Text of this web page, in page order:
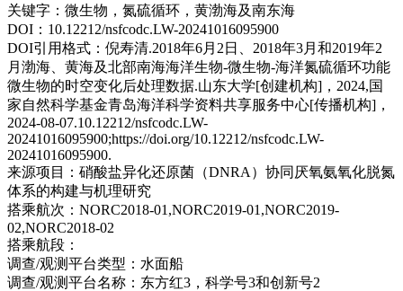
关键字： 微生物，氮硫循环，黄渤海及南东海
DOI： 10.12212/nsfcodc.LW-20241016095900
DOI引用格式： 倪寿清.2018年6月2日、2018年3月和2019年2
月渤海、黄海及北部南海海洋生物-微生物-海洋氮硫循环功能
微生物的时空变化后处理数据.山东大学[创建机构]，2024,国
家自然科学基金青岛海洋科学资料共享服务中心[传播机构]，
2024-08-07.10.12212/nsfcodc.LW-
20241016095900;https://doi.org/10.12212/nsfcodc.LW-
20241016095900.
来源项目： 硝酸盐异化还原菌（DNRA）协同厌氧氨氧化脱氮
体系的构建与机理研究
搭乘航次： NORC2018-01,NORC2019-01,NORC2019-
02,NORC2018-02
搭乘航段：
调查/观测平台类型： 水面船
调查/观测平台名称： 东方红3，科学号3和创新号2